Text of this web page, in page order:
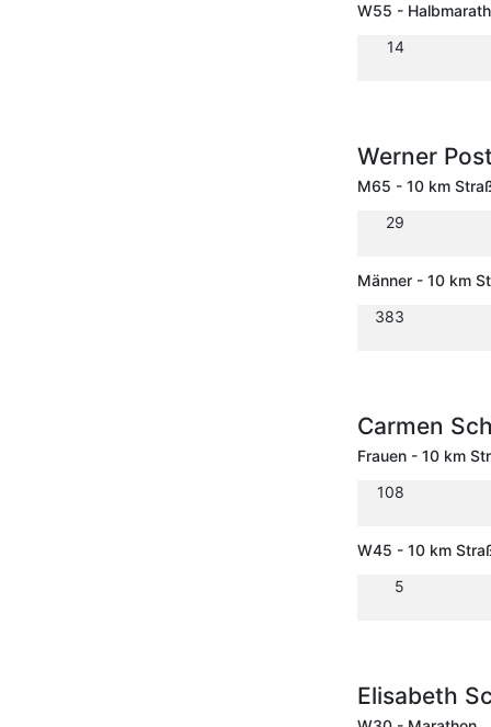
W55 -
14
Werner
M65 - 10 km
29
Männer - 10 km
383
Carmen
Frauen - 10 km
108
W45 - 10 km
5
Elisabeth